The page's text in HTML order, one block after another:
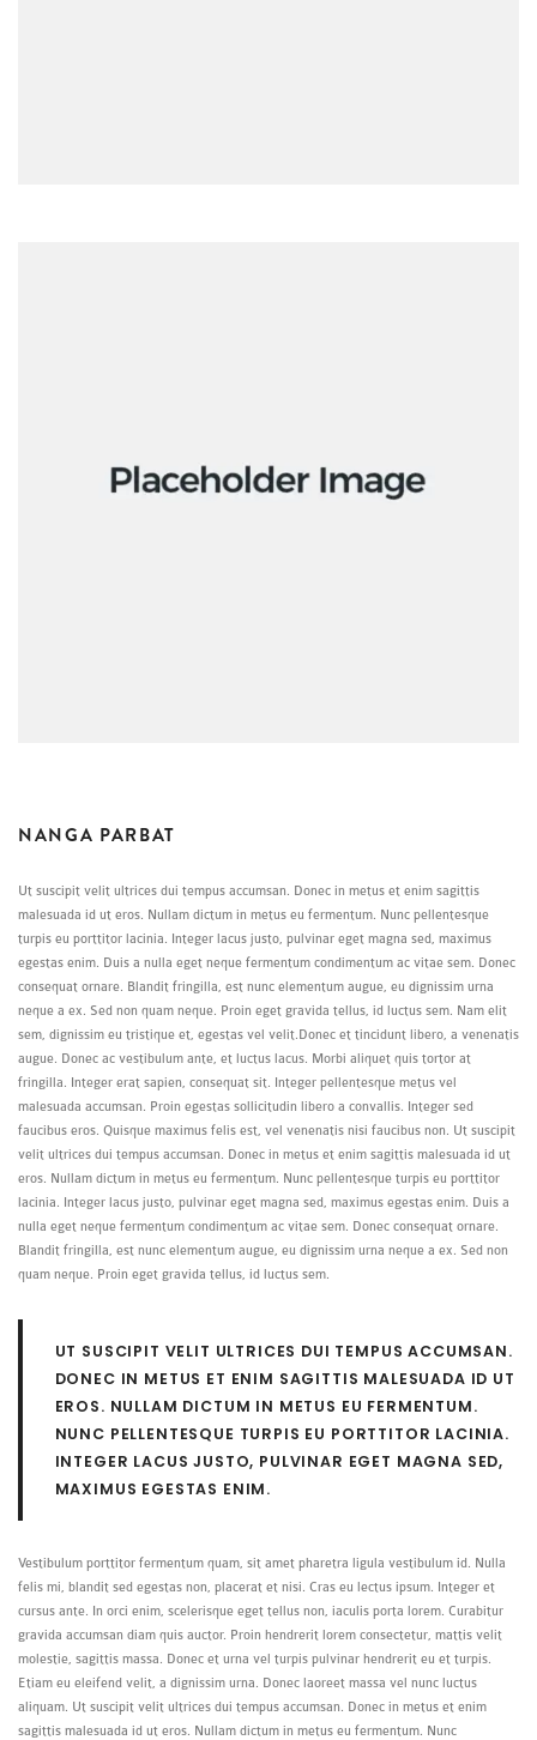
NANGA PARBAT
Ut suscipit velit ultrices dui tempus accumsan. Donec in metus et enim sagittis
malesuada id ut eros. Nullam dictum in metus eu fermentum. Nunc pellentesque
turpis eu porttitor lacinia. Integer lacus justo, pulvinar eget magna sed, maximus
egestas enim. Duis a nulla eget neque fermentum condimentum ac vitae sem. Donec
consequat ornare. Blandit fringilla, est nunc elementum augue, eu dignissim urna
neque a ex. Sed non quam neque. Proin eget gravida tellus, id luctus sem. Nam elit
sem, dignissim eu tristique et, egestas vel velit.Donec et tincidunt libero, a venenatis
augue. Donec ac vestibulum ante, et luctus lacus. Morbi aliquet quis tortor at
fringilla. Integer erat sapien, consequat sit. Integer pellentesque metus vel
malesuada accumsan. Proin egestas sollicitudin libero a convallis. Integer sed
faucibus eros. Quisque maximus felis est, vel venenatis nisi faucibus non. Ut suscipit
velit ultrices dui tempus accumsan. Donec in metus et enim sagittis malesuada id ut
eros. Nullam dictum in metus eu fermentum. Nunc pellentesque turpis eu porttitor
lacinia. Integer lacus justo, pulvinar eget magna sed, maximus egestas enim. Duis a
nulla eget neque fermentum condimentum ac vitae sem. Donec consequat ornare.
Blandit fringilla, est nunc elementum augue, eu dignissim urna neque a ex. Sed non
quam neque. Proin eget gravida tellus, id luctus sem.
UT SUSCIPIT VELIT ULTRICES DUI TEMPUS ACCUMSAN.
DONEC IN METUS ET ENIM SAGITTIS MALESUADA ID UT
EROS. NULLAM DICTUM IN METUS EU FERMENTUM.
NUNC PELLENTESQUE TURPIS EU PORTTITOR LACINIA.
INTEGER LACUS JUSTO, PULVINAR EGET MAGNA SED,
MAXIMUS EGESTAS ENIM.
Vestibulum porttitor fermentum quam, sit amet pharetra ligula vestibulum id. Nulla
felis mi, blandit sed egestas non, placerat et nisi. Cras eu lectus ipsum. Integer et
cursus ante. In orci enim, scelerisque eget tellus non, iaculis porta lorem. Curabitur
gravida accumsan diam quis auctor. Proin hendrerit lorem consectetur, mattis velit
molestie, sagittis massa. Donec et urna vel turpis pulvinar hendrerit eu et turpis.
Etiam eu eleifend velit, a dignissim urna. Donec laoreet massa vel nunc luctus
aliquam. Ut suscipit velit ultrices dui tempus accumsan. Donec in metus et enim
sagittis malesuada id ut eros. Nullam dictum in metus eu fermentum. Nunc